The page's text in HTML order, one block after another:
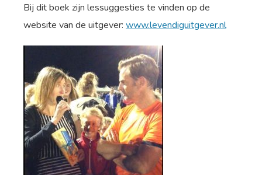
Bij dit boek zijn lessuggesties te vinden op de
website van de uitgever: www.levendiguitgever.nl